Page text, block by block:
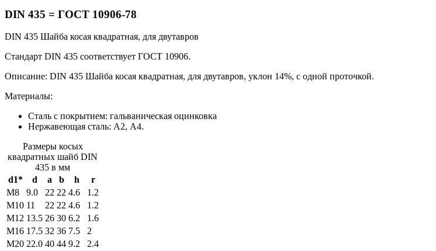
DIN 435 = ГОСТ 10906-78
DIN 435 Шайба косая квадратная, для двутавров
Стандарт DIN 435 соответствует ГОСТ 10906.
Описание: DIN 435 Шайба косая квадратная, для двутавров, уклон 14%, с одной проточкой.
Материалы:
Сталь с покрытием: гальваническая оцинковка
Нержавеющая сталь: А2, А4.
Размеры косых
квадратных шайб DIN
435 в мм
d1*
d a b h
r
М8
9.0 22 22 4.6
1.2
M10 11 22 22 4.6
1.2
M12 13.5 26 30 6.2
1.6
M16 17.5 32 36 7.5
2
M20 22.0 40 44 9.2
2.4